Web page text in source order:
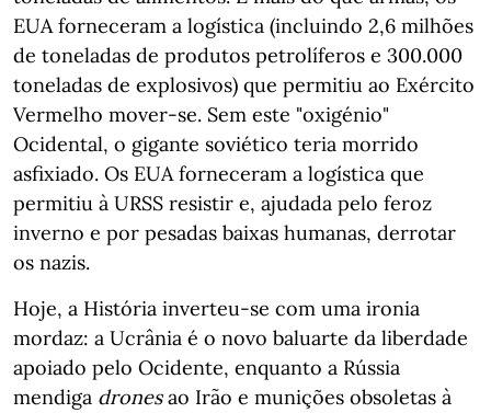
EUA forneceram a logística (incluindo 2,6 milhões
de toneladas de produtos petrolíferos e 300.000
toneladas de explosivos) que permitiu ao Exército
Vermelho mover-se. Sem este "oxigénio"
Ocidental, o gigante soviético teria morrido
asfixiado. Os EUA forneceram a logística que
permitiu à URSS resistir e, ajudada pelo feroz
inverno e por pesadas baixas humanas, derrotar
os nazis.
Hoje, a História inverteu-se com uma ironia
mordaz: a Ucrânia é o novo baluarte da liberdade
apoiado pelo Ocidente, enquanto a Rússia
mendiga dronesao Irão e munições obsoletas à